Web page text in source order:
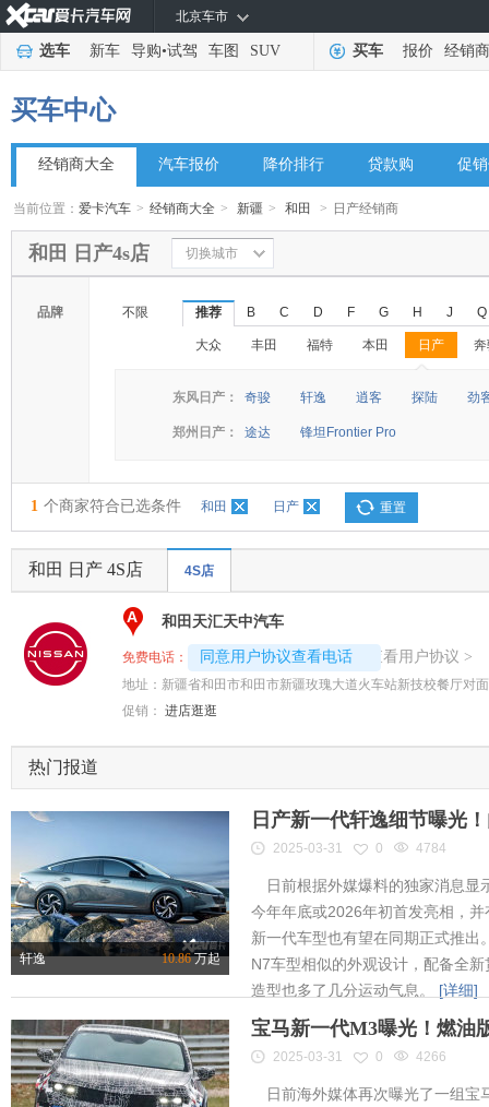
北京车市
选车 新车 导购•试驾 车图 SUV 买车 报价 经销商
买车中心
经销商大全 汽车报价 降价排行 贷款购 促
当前位置：爱卡汽车 > 经销商大全 > 新疆 > 和田 > 日产经销商
和田 日产4s店 切换城市
品牌 不限 推荐 B C D F G H J Q
大众 丰田 福特 本田 日产
◆
◆
东风日产： 奇骏 轩逸 逍客 探陆 劲
郑州日产： 途达 锋坦Frontier Pro
1 个商家符合已选条件 和田 日产 重置
和田 日产 4S店 4S店
A 和田天汇天中汽车
免费电话： 同意用户协议查看电话
4008194313-3139 查看用户协议 >
地址： 新疆省和田市和田市新疆玫瑰大道火车站新技校餐厅对面
促销： 进店逛逛
热门报道
轩逸 10.86万起
日产新一代轩逸细节曝光
2025-03-31 0 4784
日前根据外媒爆料的独家消息显
今年年底或2026年初首发亮相，
新一代车型也有望在同期正式推出
N7车型相似的外观设计，配备全
造型也多了几分运动气息。 [详细]
宝马新一代M3曝光！燃油
2025-03-31 0 4266
日前海外媒体再次曝光了一组宝